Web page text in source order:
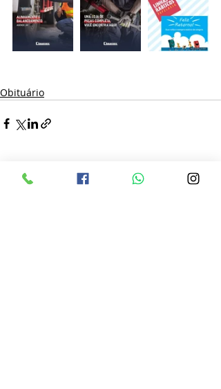
Obituário
Posts recentes Ver tudo